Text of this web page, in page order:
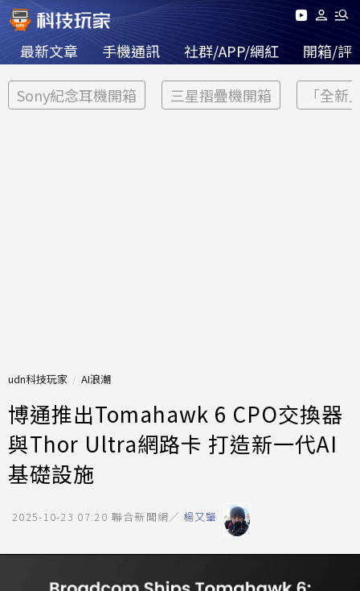
最新文章 手機通訊 社群/APP/網紅 開箱/評
Sony紀念耳機開箱 三星摺疊機開箱 「全新
udn科技玩家 AI浪潮
博通推出Tomahawk 6 CPO交換器
與Thor Ultra網路卡 打造新一代AI
基礎設施
2025-10-23 07:20 聯合新聞網／ 楊又肇